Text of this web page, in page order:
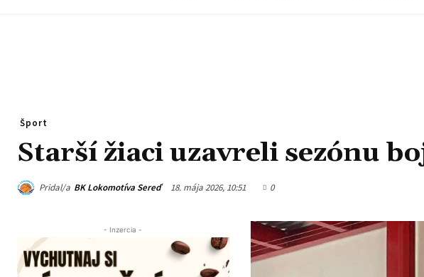
Šport
Starší žiaci uzavreli sezónu
Pridal/a BK Lokomotíva Sereď 18. mája 2026, 10:51 0
- Inzercia -